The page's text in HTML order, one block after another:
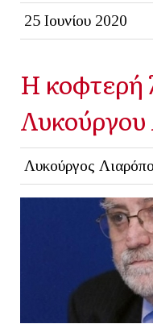
25 Ιουνίου 2020
Η κοφτερή
Λυκούργος